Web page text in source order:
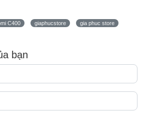
C400 giaphucstore gia phuc store
bạn